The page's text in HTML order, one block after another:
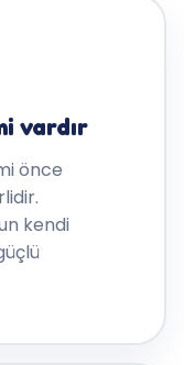
vardır
önce
kendi